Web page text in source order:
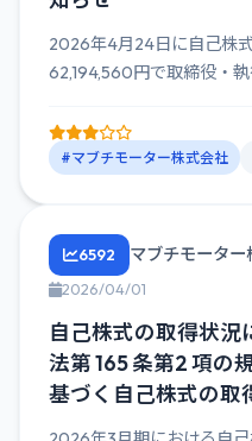
2026年4月24日に自己株
62,194,560円で取締役・執
#マブチモーター株式会社
6592 マブチモーター
2026/04/01
自己株式の取得状況
法第 165 条第2 項の
基づく自己株式の取